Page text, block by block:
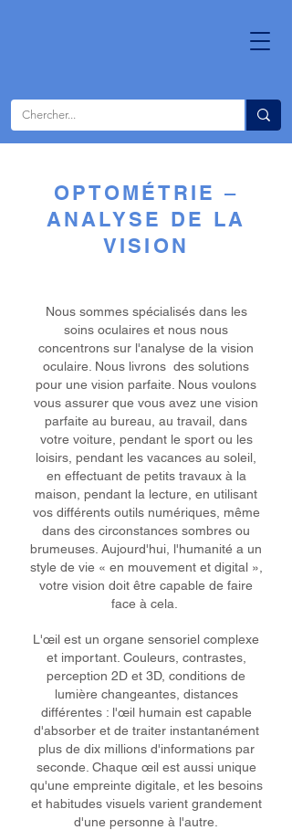
OPTOMÉTRIE –
ANALYSE DE LA
VISION
Nous sommes spécialisés dans les
soins oculaires et nous nous
concentrons sur l'analyse de la vision
oculaire. Nous livrons des solutions
pour une vision parfaite. Nous voulons
vous assurer que vous avez une vision
parfaite au bureau, au travail, dans
votre voiture, pendant le sport ou les
loisirs, pendant les vacances au soleil,
en effectuant de petits travaux à la
maison, pendant la lecture, en utilisant
vos différents outils numériques, même
dans des circonstances sombres ou
brumeuses. Aujourd'hui, l'humanité a un
style de vie « en mouvement et digital »,
votre vision doit être capable de faire
face à cela.
L'œil est un organe sensoriel complexe
et important. Couleurs, contrastes,
perception 2D et 3D, conditions de
lumière changeantes, distances
différentes : l'œil humain est capable
d'absorber et de traiter instantanément
plus de dix millions d'informations par
seconde. Chaque œil est aussi unique
qu'une empreinte digitale, et les besoins
et habitudes visuels varient grandement
d'une personne à l'autre.